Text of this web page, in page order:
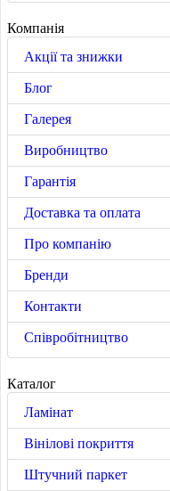
Компанія
Акції та знижки
Блог
Галерея
Виробництво
Гарантія
Доставка та оплата
Про компанію
Бренди
Контакти
Співробітництво
Каталог
Ламінат
Вінілові покриття
Штучний паркет